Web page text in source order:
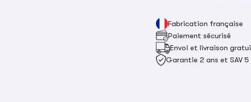
Fabrication française
Paiement sécurisé
Envoi et livraison
Garantie 2 ans et SAV 5